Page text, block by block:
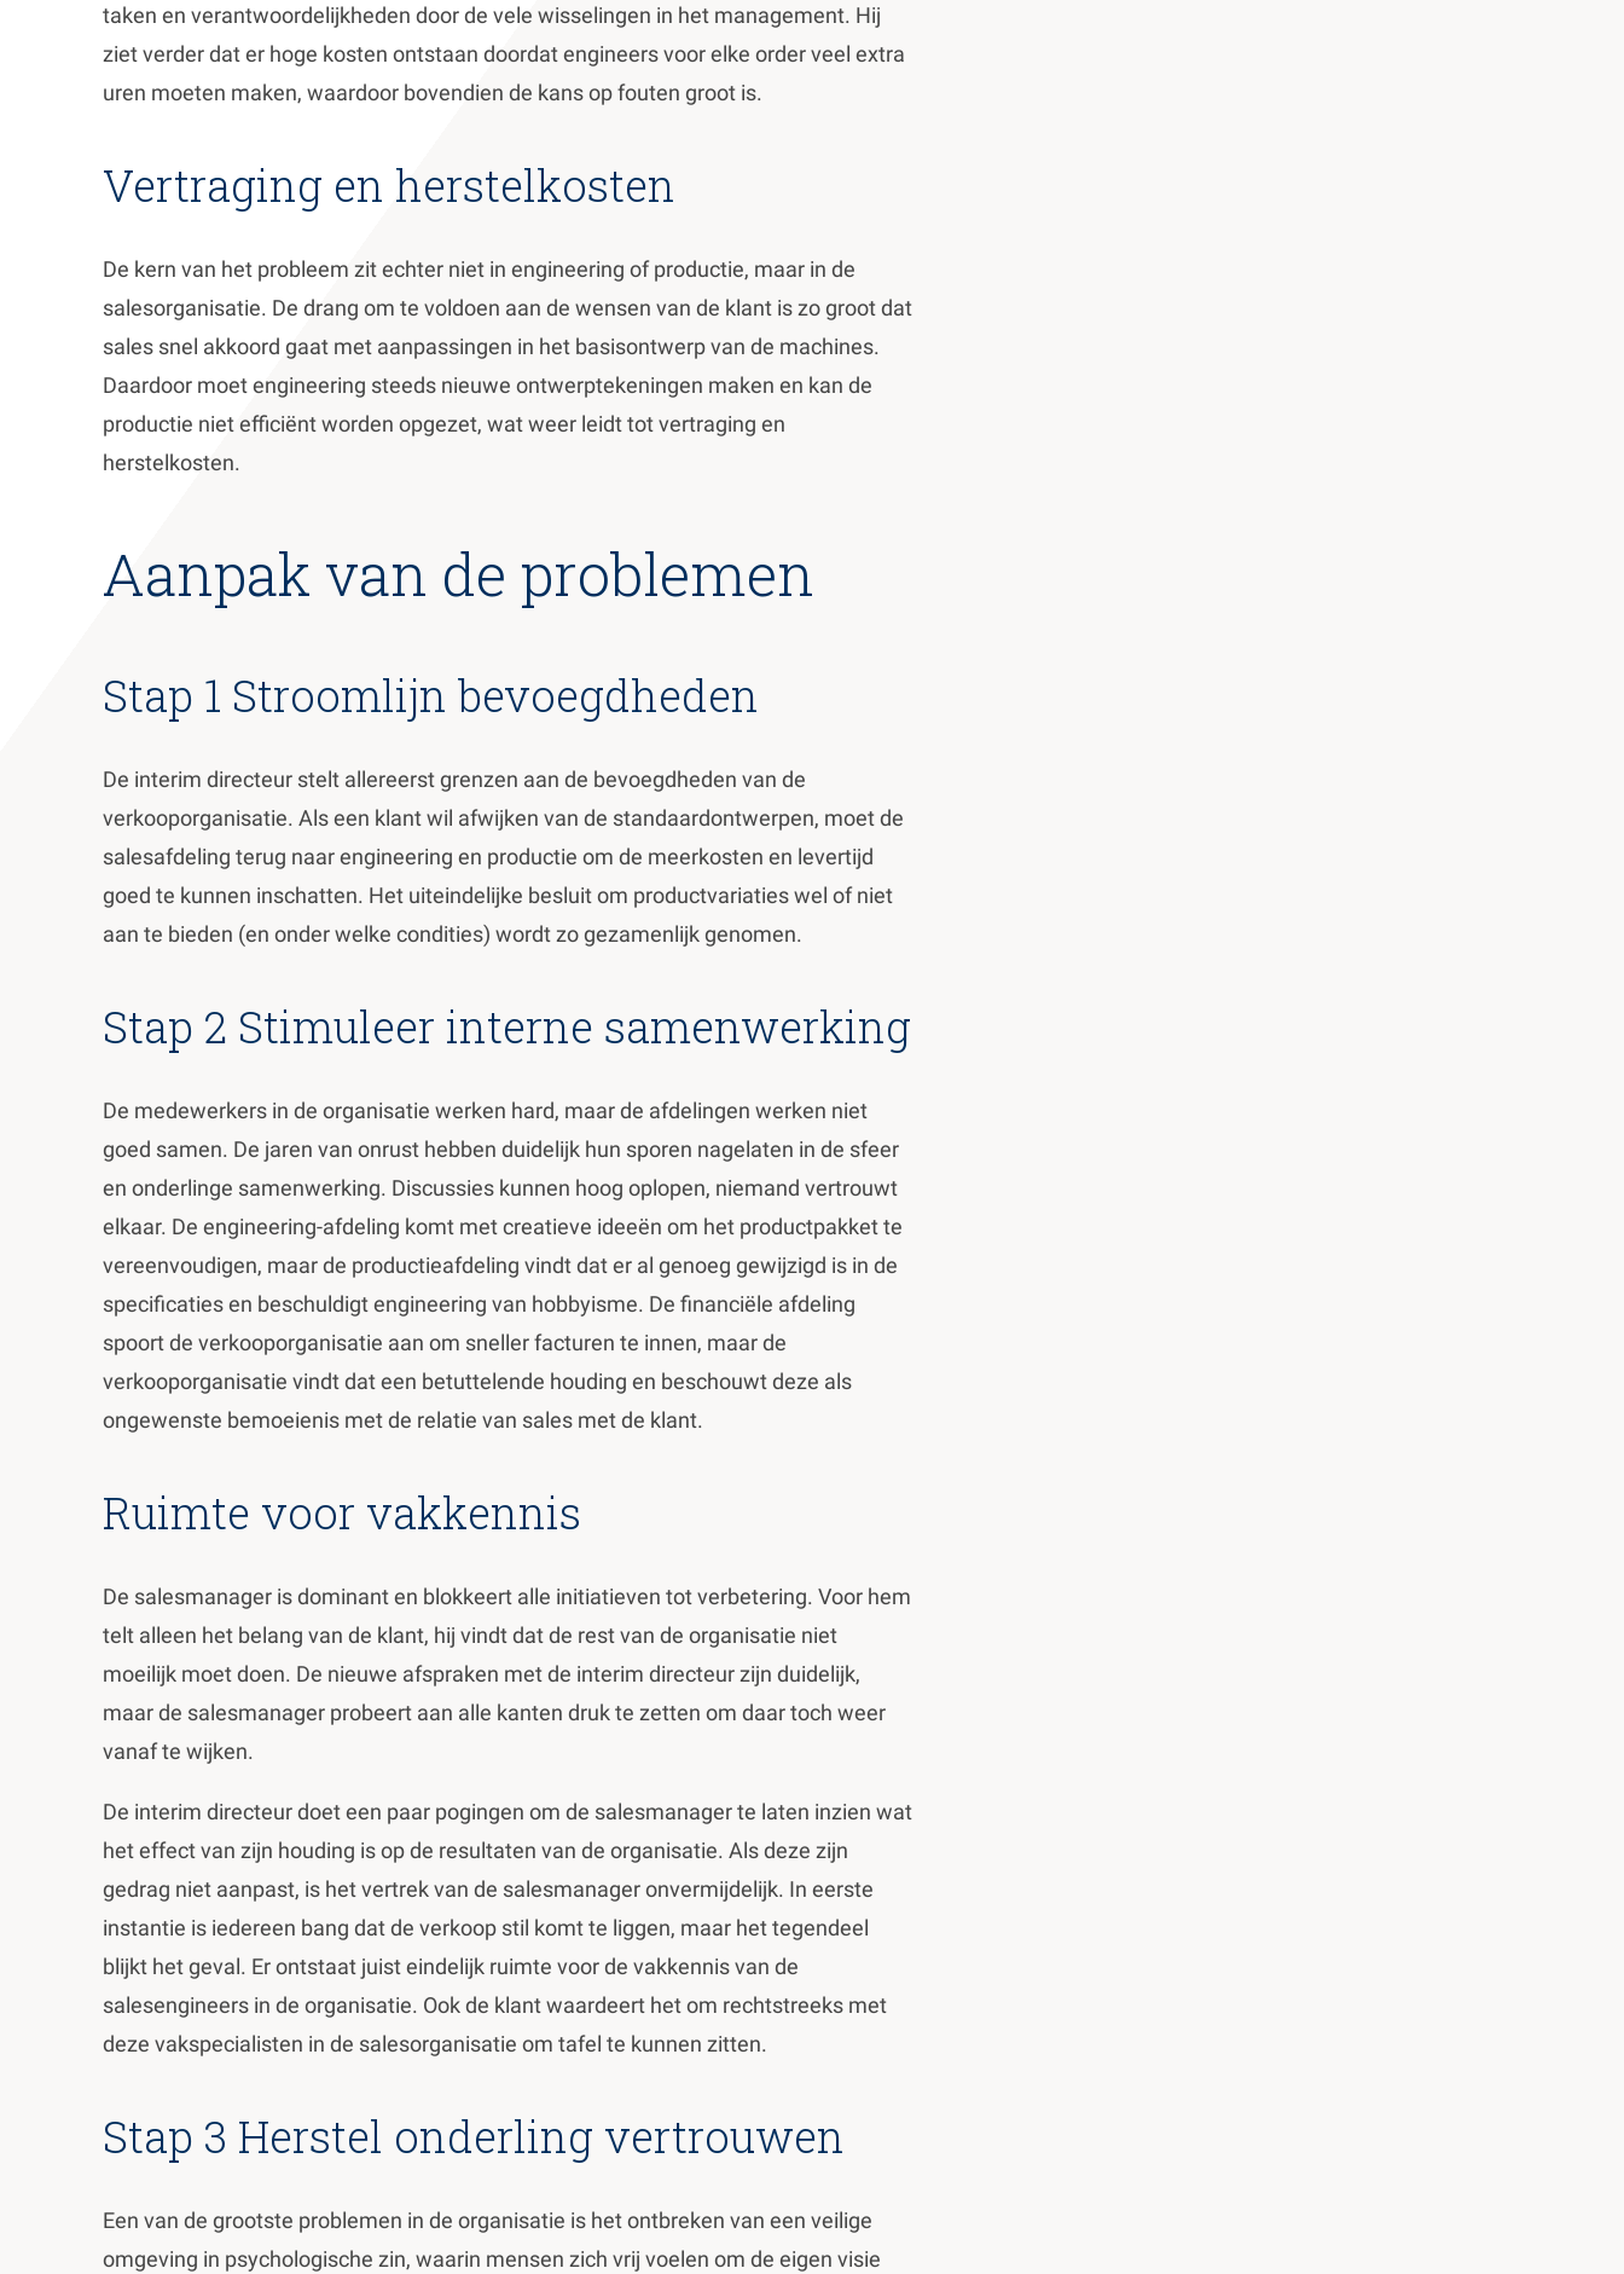
taken en verantwoordelijkheden door de vele wisselingen in het management. Hij
ziet verder dat er hoge kosten ontstaan doordat engineers voor elke order veel extra
uren moeten maken, waardoor bovendien de kans op fouten groot is.
Vertraging en herstelkosten
De kern van het probleem zit echter niet in engineering of productie, maar in de
salesorganisatie. De drang om te voldoen aan de wensen van de klant is zo groot dat
sales snel akkoord gaat met aanpassingen in het basisontwerp van de machines.
Daardoor moet engineering steeds nieuwe ontwerptekeningen maken en kan de
productie niet efficiënt worden opgezet, wat weer leidt tot vertraging en
herstelkosten.
Aanpak van de problemen
Stap 1 Stroomlijn bevoegdheden
De interim directeur stelt allereerst grenzen aan de bevoegdheden van de
verkooporganisatie. Als een klant wil afwijken van de standaardontwerpen, moet de
salesafdeling terug naar engineering en productie om de meerkosten en levertijd
goed te kunnen inschatten. Het uiteindelijke besluit om productvariaties wel of niet
aan te bieden (en onder welke condities) wordt zo gezamenlijk genomen.
Stap 2 Stimuleer interne samenwerking
De medewerkers in de organisatie werken hard, maar de afdelingen werken niet
goed samen. De jaren van onrust hebben duidelijk hun sporen nagelaten in de sfeer
en onderlinge samenwerking. Discussies kunnen hoog oplopen, niemand vertrouwt
elkaar. De engineering-afdeling komt met creatieve ideeën om het productpakket te
vereenvoudigen, maar de productieafdeling vindt dat er al genoeg gewijzigd is in de
specificaties en beschuldigt engineering van hobbyisme. De financiële afdeling
spoort de verkooporganisatie aan om sneller facturen te innen, maar de
verkooporganisatie vindt dat een betuttelende houding en beschouwt deze als
ongewenste bemoeienis met de relatie van sales met de klant.
Ruimte voor vakkennis
De salesmanager is dominant en blokkeert alle initiatieven tot verbetering. Voor hem
telt alleen het belang van de klant, hij vindt dat de rest van de organisatie niet
moeilijk moet doen. De nieuwe afspraken met de interim directeur zijn duidelijk,
maar de salesmanager probeert aan alle kanten druk te zetten om daar toch weer
vanaf te wijken.
De interim directeur doet een paar pogingen om de salesmanager te laten inzien wat
het effect van zijn houding is op de resultaten van de organisatie. Als deze zijn
gedrag niet aanpast, is het vertrek van de salesmanager onvermijdelijk. In eerste
instantie is iedereen bang dat de verkoop stil komt te liggen, maar het tegendeel
blijkt het geval. Er ontstaat juist eindelijk ruimte voor de vakkennis van de
salesengineers in de organisatie. Ook de klant waardeert het om rechtstreeks met
deze vakspecialisten in de salesorganisatie om tafel te kunnen zitten.
Stap 3 Herstel onderling vertrouwen
Een van de grootste problemen in de organisatie is het ontbreken van een veilige
omgeving in psychologische zin, waarin mensen zich vrij voelen om de eigen visie